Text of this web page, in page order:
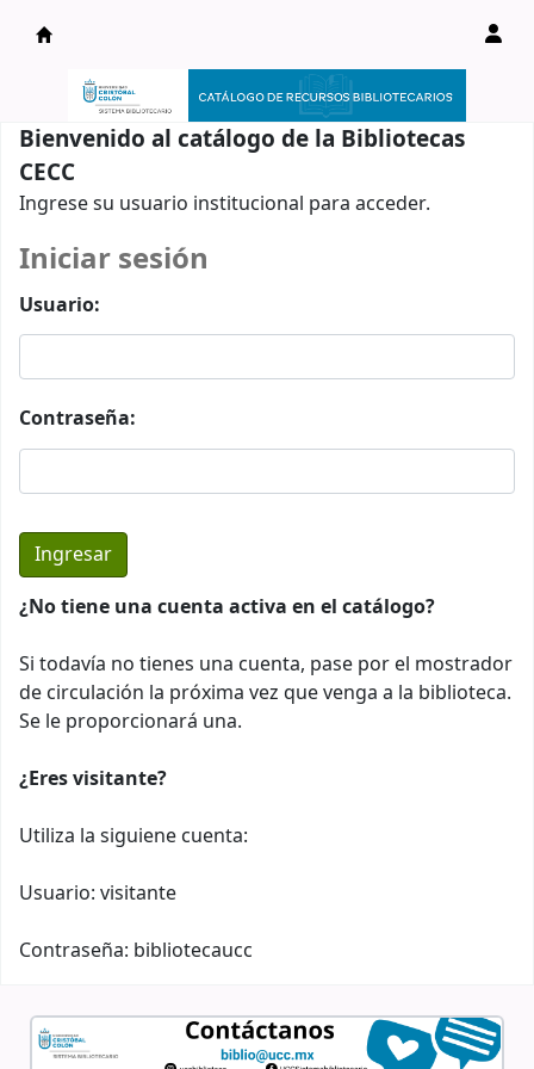
Catálogo en línea
Bienvenido al catálogo de la Bibliotecas
CECC
Ingrese su usuario institucional para acceder.
Iniciar sesión
Usuario:
Contraseña:
¿No tiene una cuenta activa en el catálogo?
Si todavía no tienes una cuenta, pase por el mostrador
de circulación la próxima vez que venga a la biblioteca.
Se le proporcionará una.
¿Eres visitante?
Utiliza la siguiene cuenta:
Usuario: visitante
Contraseña: bibliotecaucc